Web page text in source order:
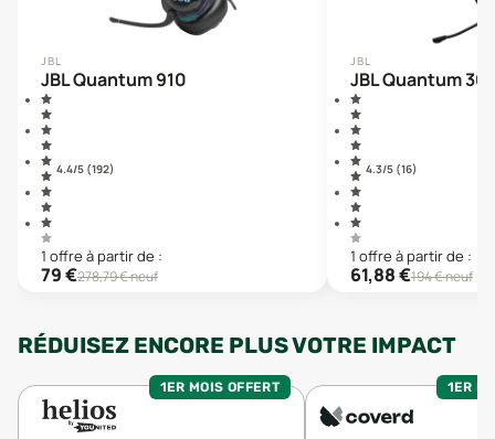
JBL
JBL Quantum 910
4.4/5 (192)
1 offre à partir de :
79€278,79€ neuf
JBL
JBL Quantum
4.3/5 (16)
1 offre à partir de :
61,88€194€ neuf
RÉDUISEZ ENCORE PLUS VOTRE IMPACT
1ER MOIS OFFERT 1ER